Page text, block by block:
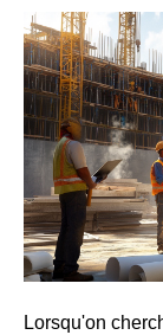
Lorsqu'on